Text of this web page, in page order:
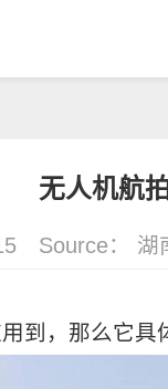
无人机航
Source： 湖
到，那么它具